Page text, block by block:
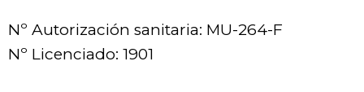
Nº Autorización sanitaria: MU-264-F
Nº Licenciado: 1901